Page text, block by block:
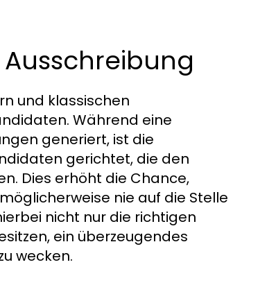
und klassischen
Während eine
generiert, ist die
gerichtet, die den
Dies erhöht die Chance,
nie auf die Stelle
nicht nur die richtigen
ein überzeugendes
wecken.